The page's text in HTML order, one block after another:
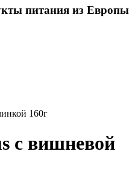
питания из Европы
160г
с вишневой